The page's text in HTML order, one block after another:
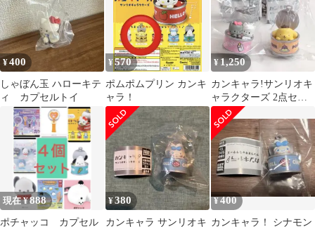
¥400
しゃぼん玉 ハローキテ
ィ カプセルトイ
¥570
ポムポムプリン カンキ
ャラ！
¥1,250
カンキャラ!サンリオキ
ャラクターズ 2点セッ
ト
現在 ¥888
ポチャッコ カプセル
¥380
カンキャラ サンリオキ
¥400
カンキャラ！ シナモン